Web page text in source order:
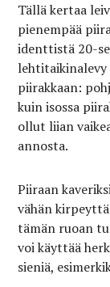
Tällä kertaa
pienempää
identtistä 20-
piirakkaan:
kuin isossa
ollut liian
annosta.
Piiraan
vähän
tämän ruoan
voi käyttää
sieniä,